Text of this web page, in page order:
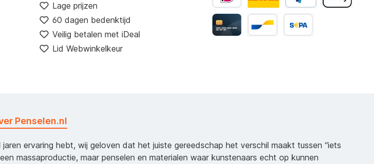
Lage prijzen
60 dagen bedenktijd
Veilig betalen met iDeal
Lid Webwinkelkeur
Penselen.nl
ervaring hebt, wij geloven dat het juiste gereedschap het verschil maakt tussen “iets
massaproductie, maar penselen en materialen waar kunstenaars echt op kunnen